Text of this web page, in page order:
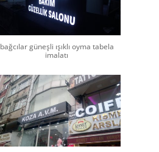
bağcılar güneşli ışıklı oyma tabela
imalatı